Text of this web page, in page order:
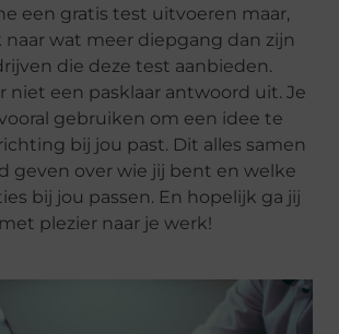
een gratis test uitvoeren maar,
naar wat meer diepgang dan zijn
die deze test aanbieden.
niet een pasklaar antwoord uit. Je
gebruiken om een idee te
bij jou past. Dit alles samen
geven over wie jij bent en welke
bij jou passen. En hopelijk ga jij
plezier naar je werk!